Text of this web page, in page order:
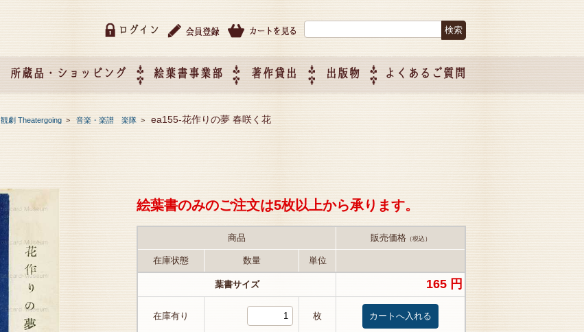
ログイン
所蔵品・ショッピング 絵葉書事業部
て
作）について
著作貸出 出版物 よくあるご質問
観劇 Theatergoing > 音楽・楽譜 楽隊 > ea155-花作りの夢 春咲く花
絵葉書のみのご注文は5枚以上から承ります。
商品 販売価格（税込）
在庫状態 数量 単位
葉書サイズ 165 円
在庫有り 枚